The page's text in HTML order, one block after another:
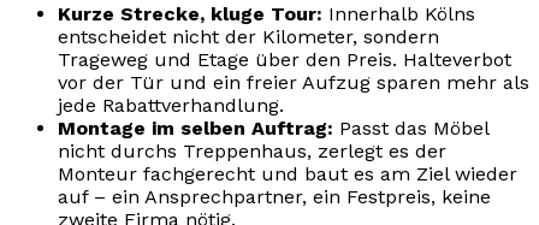
Kurze Strecke, kluge Tour: Innerhalb Kölns
entscheidet nicht der Kilometer, sondern
Trageweg und Etage über den Preis. Halteverbot
vor der Tür und ein freier Aufzug sparen mehr als
jede Rabattverhandlung.
Montage im selben Auftrag: Passt das Möbel
nicht durchs Treppenhaus, zerlegt es der
Monteur fachgerecht und baut es am Ziel wieder
auf – ein Ansprechpartner, ein Festpreis, keine
zweite Firma nötig.